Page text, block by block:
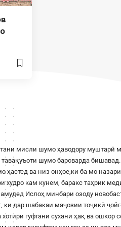
мисли шумо ҳаводору муштарӣ
тавақуъоти шумо бароварда
ҳастед ва низ онҳое,ки ба мо
худро кам кунем, баракс таҳрик
Ислоҳ минбари озоду
ки дар шабакаи маҷозии тоҷикӣ
гуфтани сухани ҳақ ва ошкор